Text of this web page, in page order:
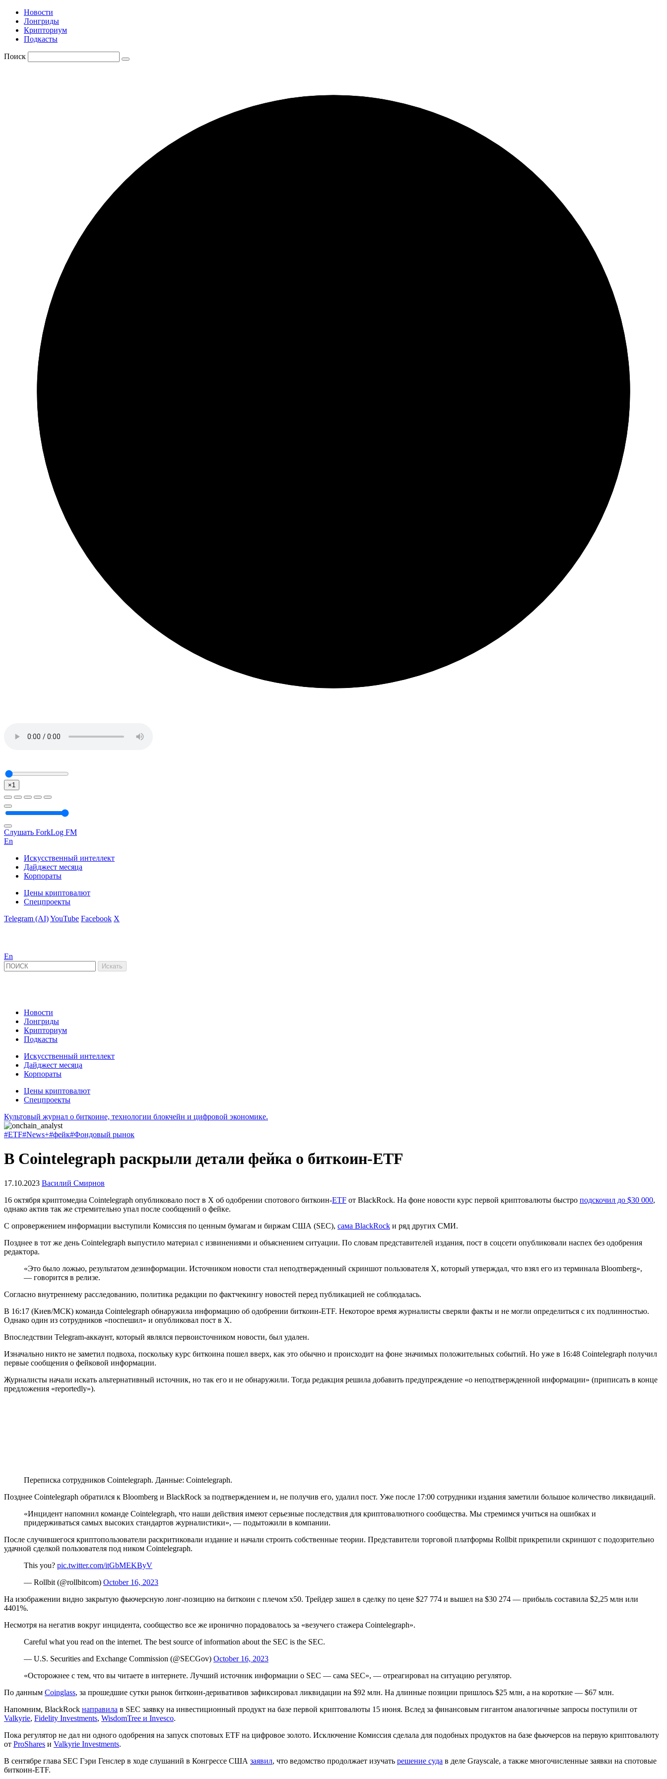
Новости
Лонгриды
Крипториум
Подкасты
Поиск
×1
Слушать ForkLog FM
En
Искусственный интеллект
Дайджест месяца
Корпораты
Цены криптовалют
Спецпроекты
Telegram (AI)YouTube Facebook X
En
Новости
Лонгриды
Крипториум
Подкасты
Искусственный интеллект
Дайджест месяца
Корпораты
Цены криптовалют
Спецпроекты
Культовый журнал о биткоине, технологии блокчейн и цифровой экономике.
#ETF#News+#фейк#Фондовый рынок
В Cointelegraph раскрыли детали фейка о биткоин-ETF
17.10.2023 Василий Смирнов
16 октября криптомедиа Cointelegraph опубликовало пост в X об одобрении спотового биткоин-ETF от BlackRock. На фоне новости курс первой криптовалюты быстро подскочил до $30 000,
однако актив так же стремительно упал после сообщений о фейке.
С опровержением информации выступили Комиссия по ценным бумагам и биржам США (SEC), сама BlackRock и ряд других СМИ.
Позднее в тот же день Cointelegraph выпустило материал с извинениями и объяснением ситуации. По словам представителей издания, пост в соцсети опубликовали наспех без одобрения
редактора.
«Это было ложью, результатом дезинформации. Источником новости стал неподтвержденный скриншот пользователя X, который утверждал, что взял его из терминала Bloomberg»,
— говорится в релизе.
Согласно внутреннему расследованию, политика редакции по фактчекингу новостей перед публикацией не соблюдалась.
В 16:17 (Киев/МСК) команда Cointelegraph обнаружила информацию об одобрении биткоин-ETF. Некоторое время журналисты сверяли факты и не могли определиться с их подлинностью.
Однако один из сотрудников «поспешил» и опубликовал пост в X.
Впоследствии Telegram-аккаунт, который являлся первоисточником новости, был удален.
Изначально никто не заметил подвоха, поскольку курс биткоина пошел вверх, как это обычно и происходит на фоне значимых положительных событий. Но уже в 16:48 Cointelegraph получил
первые сообщения о фейковой информации.
Журналисты начали искать альтернативный источник, но так его и не обнаружили. Тогда редакция решила добавить предупреждение «о неподтвержденной информации» (приписать в конце
предложения «reportedly»).
Переписка сотрудников Cointelegraph. Данные: Cointelegraph.
Позднее Cointelegraph обратился к Bloomberg и BlackRock за подтверждением и, не получив его, удалил пост. Уже после 17:00 сотрудники издания заметили большое количество ликвидаций.
«Инцидент напомнил команде Cointelegraph, что наши действия имеют серьезные последствия для криптовалютного сообщества. Мы стремимся учиться на ошибках и
придерживаться самых высоких стандартов журналистики», — подытожили в компании.
После случившегося криптопользователи раскритиковали издание и начали строить собственные теории. Представители торговой платформы Rollbit прикрепили скриншот с подозрительно
удачной сделкой пользователя под ником Cointelegraph.
This you? pic.twitter.com/itGbMEKByV
— Rollbit (@rollbitcom) October 16, 2023
На изображении видно закрытую фьючерсную лонг-позицию на биткоин с плечом x50. Трейдер зашел в сделку по цене $27 774 и вышел на $30 274 — прибыль составила $2,25 млн или
4401%.
Несмотря на негатив вокруг инцидента, сообщество все же иронично порадовалось за «везучего стажера Cointelegraph».
Careful what you read on the internet. The best source of information about the SEC is the SEC.
— U.S. Securities and Exchange Commission (@SECGov) October 16, 2023
«Осторожнее с тем, что вы читаете в интернете. Лучший источник информации о SEC — сама SEC», — отреагировал на ситуацию регулятор.
По данным Coinglass, за прошедшие сутки рынок биткоин-деривативов зафиксировал ликвидации на $92 млн. На длинные позиции пришлось $25 млн, а на короткие — $67 млн.
Напомним, BlackRock направила в SEC заявку на инвестиционный продукт на базе первой криптовалюты 15 июня. Вслед за финансовым гигантом аналогичные запросы поступили от
Valkyrie, Fidelity Investments, WisdomTree и Invesco.
Пока регулятор не дал ни одного одобрения на запуск спотовых ETF на цифровое золото. Исключение Комиссия сделала для подобных продуктов на базе фьючерсов на первую криптовалюту
от ProShares и Valkyrie Investments.
В сентябре глава SEC Гэри Генслер в ходе слушаний в Конгрессе США заявил, что ведомство продолжает изучать решение суда в деле Grayscale, а также многочисленные заявки на спотовые
биткоин-ЕTF.